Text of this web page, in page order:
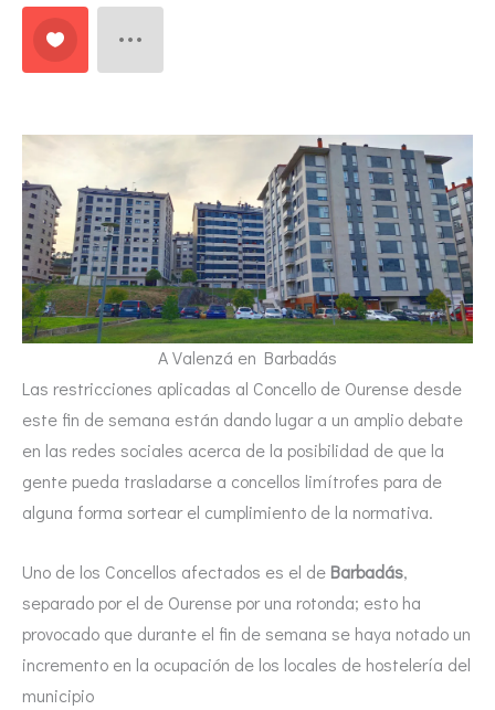
A Valenzá en Barbadás
Las restricciones aplicadas al Concello de Ourense desde
este fin de semana están dando lugar a un amplio debate
en las redes sociales acerca de la posibilidad de que la
gente pueda trasladarse a concellos limítrofes para de
alguna forma sortear el cumplimiento de la normativa.
Uno de los Concellos afectados es el de Barbadás,
separado por el de Ourense por una rotonda; esto ha
provocado que durante el fin de semana se haya notado un
incremento en la ocupación de los locales de hostelería del
municipio